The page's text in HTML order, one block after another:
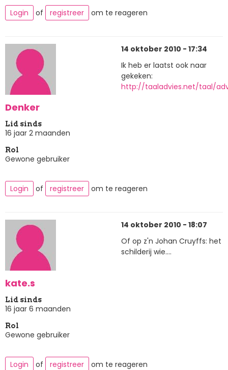
Login
of registreer om te reageren
Denker
Lid sinds
16 jaar 2 maanden
Rol
Gewone gebruiker
14 oktober 2010 - 17:34
Ik heb er laatst ook naar
gekeken:
http://taaladvies.net/taal/
Login of registreer om te reageren
kate.s
Lid sinds
16 jaar 6 maanden
Rol
Gewone gebruiker
14 oktober 2010 - 18:07
Of op z'n Johan Cruyffs: het
schilderij wie....
Login of registreer om te reageren